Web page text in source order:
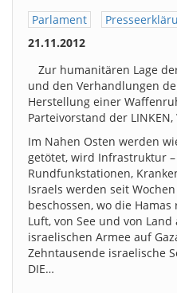
Parlament
21.11.2012
Zur humanitären Lage
und den Verhandlungen
Herstellung einer
Parteivorstand der
Im Nahen Osten werden
getötet, wird Infrastruktur
Rundfunkstationen,
Israels werden seit
beschossen, wo die
Luft, von See und von
israelischen Armee auf
Zehntausende israelische
DIE…